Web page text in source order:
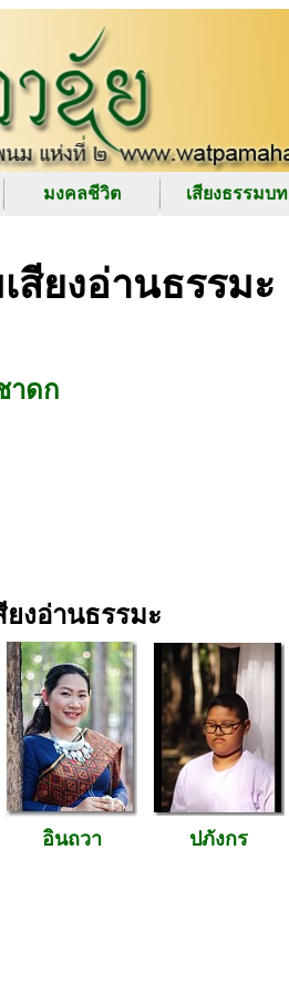
มงคลชีวิต เสียงธรรมบท
สียงอ่านธรรมะ
าดก
ยงอ่านธรรมะ
อินถวา ปภังกร